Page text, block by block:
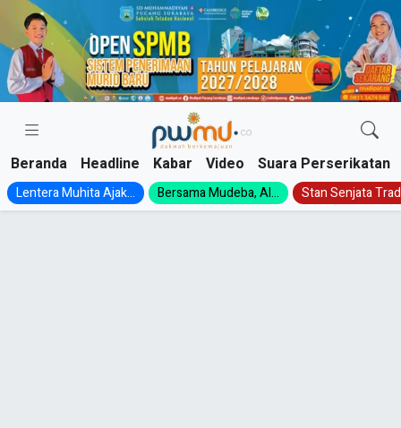
Skip
content
Beranda Headline Kabar Video Suara Perserikatan
Lentera Muhita Ajak... Bersama Mudeba, Al... Stan Senjata